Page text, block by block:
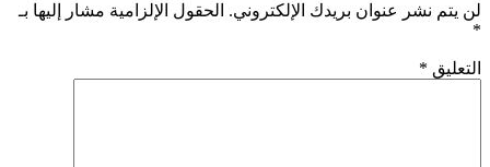
لن يتم نشر عنوان بريدك الإلكتروني. الحقول الإلزامية مشار إليها بـ
*
التعليق *